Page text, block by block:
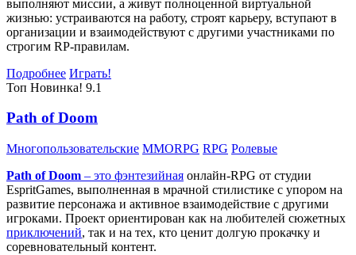
выполняют миссии, а живут полноценной виртуальной
жизнью: устраиваются на работу, строят карьеру, вступают в
организации и взаимодействуют с другими участниками по
строгим RP-правилам.
Подробнее Играть!
Топ Новинка! 9.1
Path of Doom
Многопользовательские MMORPG RPG Ролевые
Path of Doom – это фэнтезийная онлайн-RPG от студии
EspritGames, выполненная в мрачной стилистике с упором на
развитие персонажа и активное взаимодействие с другими
игроками. Проект ориентирован как на любителей сюжетных
приключений, так и на тех, кто ценит долгую прокачку и
соревновательный контент.